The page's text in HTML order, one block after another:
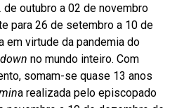
outubro a 02 de novembro
para 26 de setembro a 10 de
em virtude da pandemia do
no mundo inteiro. Com
somam-se quase 13 anos
a realizada pelo episcopado